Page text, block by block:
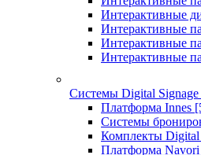
Интерактивные
Интерактивные
Интерактивные
Интерактивные
Системы Digital Signage
Платформа Innes
Системы
Комплекты Digital
Платформа Navori